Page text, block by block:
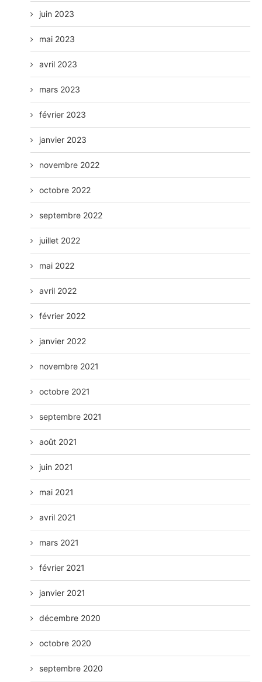
juin 2023
mai 2023
avril 2023
mars 2023
février 2023
janvier 2023
novembre 2022
octobre 2022
septembre 2022
juillet 2022
mai 2022
avril 2022
février 2022
janvier 2022
novembre 2021
octobre 2021
septembre 2021
août 2021
juin 2021
mai 2021
avril 2021
mars 2021
février 2021
janvier 2021
décembre 2020
octobre 2020
septembre 2020